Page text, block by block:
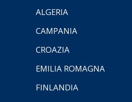
ALGERIA
CAMPANIA
CROAZIA
EMILIA ROMAGNA
FINLANDIA